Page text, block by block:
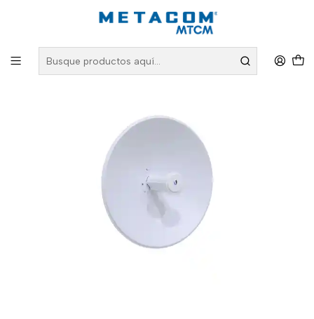
Redes Inalámbricas
Antenas y Equipos Wireless
Antena PBE-5AC-GEN2